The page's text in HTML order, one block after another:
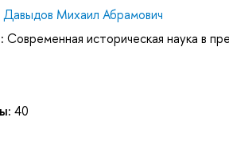
Давыдов Михаил Абрамович
Современная историческая наука в
40